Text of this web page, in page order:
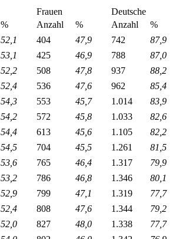
Frauen
Deutsche
% Anzahl % Anzahl
%
52,1 404 47,9 742
87,9
53,1 425 46,9 788
87,0
52,2 508 47,8 937
88,2
52,4 536 47,6 962
85,4
54,3 553 45,7 1.014
83,9
54,2 572 45,8 1.033
82,6
54,4 613 45,6 1.105
82,2
54,5 704 45,5 1.261
81,5
53,6 765 46,4 1.317
79,9
53,2 786 46,8 1.346
80,1
52,9 799 47,1 1.319
77,7
52,4 808 47,6 1.344
79,2
52,0 827 48,0 1.338
77,7